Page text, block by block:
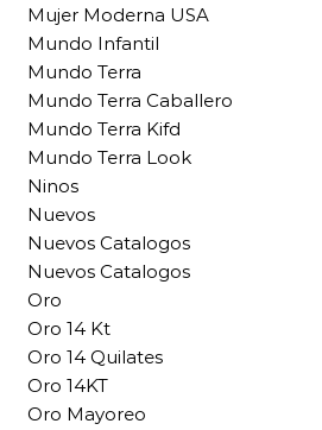
Mujer Moderna USA
Mundo Infantil
Mundo Terra
Mundo Terra Caballero
Mundo Terra Kifd
Mundo Terra Look
Ninos
Nuevos
Nuevos Catalogos
Nuevos Catalogos
Oro
Oro 14 Kt
Oro 14 Quilates
Oro 14KT
Oro Mayoreo